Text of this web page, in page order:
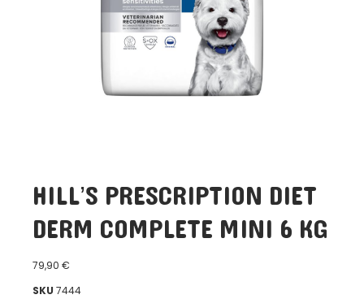
HILL’S PRESCRIPTION DIET
DERM COMPLETE MINI 6 KG
79,90 €
SKU 7444